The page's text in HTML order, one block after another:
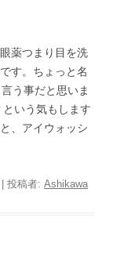
薬つまり目を洗
す。ちょっと名
う事だと思いま
いう気もします
、アイウォッシ
投稿者: Ashikawa